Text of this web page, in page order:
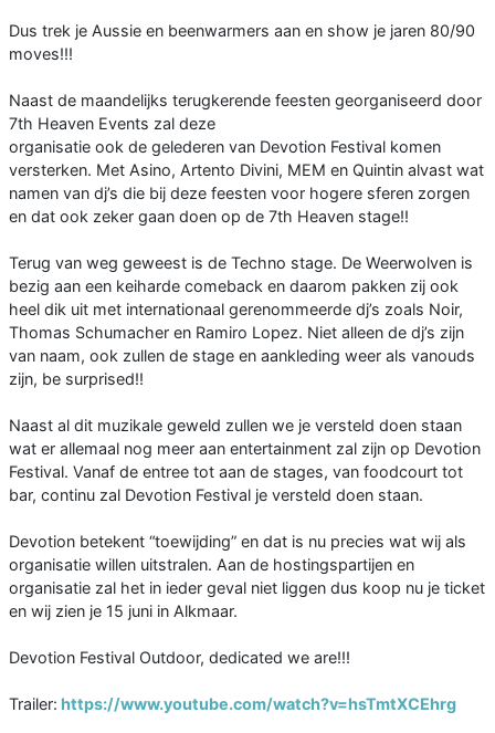
Dus trek je Aussie en beenwarmers aan en show je jaren 80/90
moves!!!
Naast de maandelijks terugkerende feesten georganiseerd door
7th Heaven Events zal deze
organisatie ook de gelederen van Devotion Festival komen
versterken. Met Asino, Artento Divini, MEM en Quintin alvast wat
namen van dj’s die bij deze feesten voor hogere sferen zorgen
en dat ook zeker gaan doen op de 7th Heaven stage!!
Terug van weg geweest is de Techno stage. De Weerwolven is
bezig aan een keiharde comeback en daarom pakken zij ook
heel dik uit met internationaal gerenommeerde dj’s zoals Noir,
Thomas Schumacher en Ramiro Lopez. Niet alleen de dj’s zijn
van naam, ook zullen de stage en aankleding weer als vanouds
zijn, be surprised!!
Naast al dit muzikale geweld zullen we je versteld doen staan
wat er allemaal nog meer aan entertainment zal zijn op Devotion
Festival. Vanaf de entree tot aan de stages, van foodcourt tot
bar, continu zal Devotion Festival je versteld doen staan.
Devotion betekent “toewijding” en dat is nu precies wat wij als
organisatie willen uitstralen. Aan de hostingspartijen en
organisatie zal het in ieder geval niet liggen dus koop nu je ticket
en wij zien je 15 juni in Alkmaar.
Devotion Festival Outdoor, dedicated we are!!!
Trailer: https://www.youtube.com/watch?v=hsTmtXCEhrg